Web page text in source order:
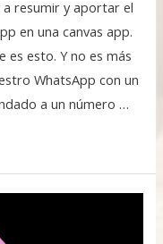
resumir y aportar el
en una canvas app.
esto. Y no es más
WhatsApp con un
a un número …